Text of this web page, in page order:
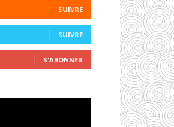
SUIVRE
SUIVRE
S'ABONNER